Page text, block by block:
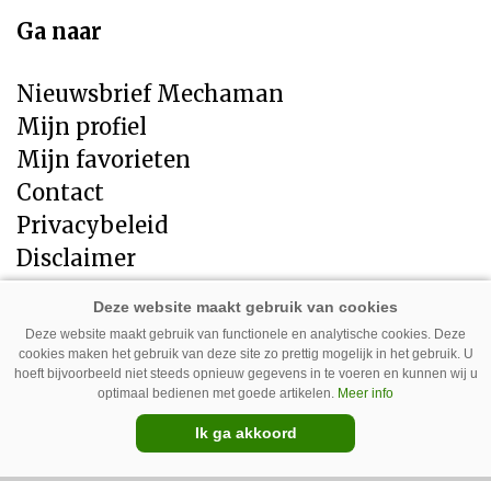
Ga naar
Nieuwsbrief Mechaman
Mijn profiel
Mijn favorieten
Contact
Privacybeleid
Disclaimer
Direct naar
LandbouwMechanisatie
Tuin en Park Techniek
Veehouderij Techniek
Deze website maakt gebruik van functionele en analytische cookies. Deze
cookies maken het gebruik van deze site zo prettig mogelijk in het gebruik. U
hoeft bijvoorbeeld niet steeds opnieuw gegevens in te voeren en kunnen wij u
optimaal bedienen met goede artikelen. Meer info
Ik ga akkoord